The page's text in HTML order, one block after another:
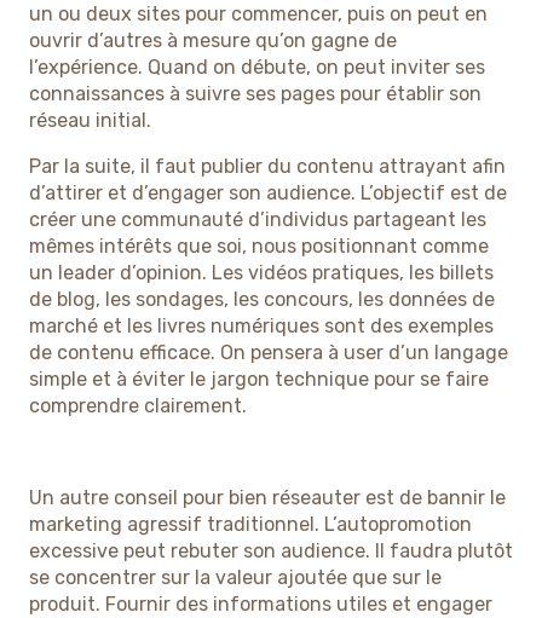
un ou deux sites pour commencer, puis on peut en
ouvrir d’autres à mesure qu’on gagne de
l’expérience. Quand on débute, on peut inviter ses
connaissances à suivre ses pages pour établir son
réseau initial.
Par la suite, il faut publier du contenu attrayant afin
d’attirer et d’engager son audience. L’objectif est de
créer une communauté d’individus partageant les
mêmes intérêts que soi, nous positionnant comme
un leader d’opinion. Les vidéos pratiques, les billets
de blog, les sondages, les concours, les données de
marché et les livres numériques sont des exemples
de contenu efficace. On pensera à user d’un langage
simple et à éviter le jargon technique pour se faire
comprendre clairement.
Un autre conseil pour bien réseauter est de bannir le
marketing agressif traditionnel. L’autopromotion
excessive peut rebuter son audience. Il faudra plutôt
se concentrer sur la valeur ajoutée que sur le
produit. Fournir des informations utiles et engager